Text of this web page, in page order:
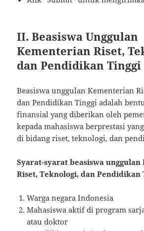
II. Beasiswa Unggulan
Kementerian Riset,
dan Pendidikan Tinggi
Beasiswa unggulan Kementerian
dan Pendidikan Tinggi adalah
finansial yang diberikan oleh
kepada mahasiswa berprestasi
di bidang riset, teknologi, dan
Syarat-syarat beasiswa
Riset, Teknologi, dan Pendidikan
Warga negara Indonesia
Mahasiswa aktif di program
atau doktor